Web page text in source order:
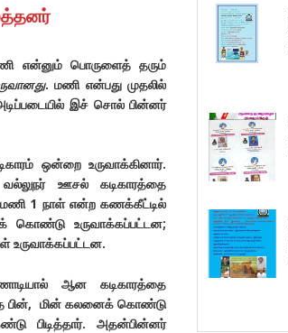
என்னும் பொருளைத் தரும்
. மணி என்பது முதலில்
இச் சொல் பின்னர்
ஒன்றை உருவாக்கினார்.
ஊசல் கடிகாரத்தை
மணி 1 நாள் என்ற கணக்கீட்டில்
கொண்டு உருவாக்கப்பட்டன;
உருவாக்கப்பட்டன.
ஆன கடிகாரத்தை
பின், மின் கலனைக் கொண்டு
பிடித்தார். அதன்பின்னர்